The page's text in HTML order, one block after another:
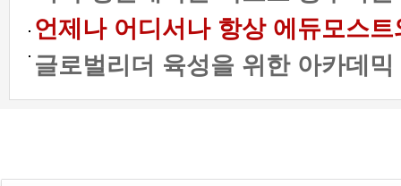
언제나 어디서나 항상 에듀모스
글로벌리더 육성을 위한 아카데